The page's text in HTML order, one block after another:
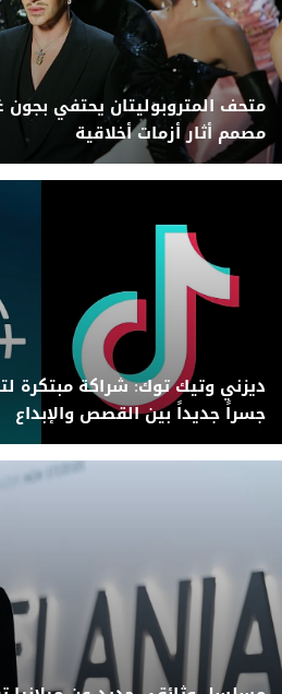
متحف المتروبوليتان يحتفي بجون
مصمم أثار أزمات أخلاقية
ديزني وتيك توك: شراكة مبتكرة
جسراً جديداً بين القصص والإبداع